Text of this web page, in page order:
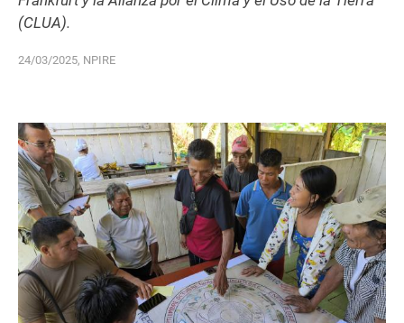
(CLUA).
24/03/2025, NPIRE